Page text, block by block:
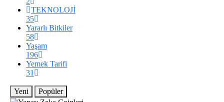
TEKNOLOJİ
35
Yararlı Bitkiler
58
Yaşam
196
Yemek Tarifi
31
Yeni Popüler